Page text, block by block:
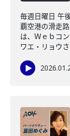
毎週日曜日 午
覇空港の滑走
は、Ｗｅｂコ
ワエ・リョウ